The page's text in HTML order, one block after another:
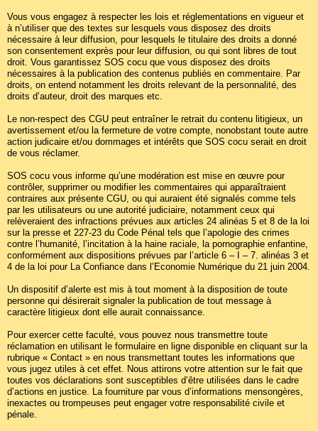
Vous vous engagez à respecter les lois et réglementations en vigueur et
à n’utiliser que des textes sur lesquels vous disposez des droits
nécessaire à leur diffusion, pour lesquels le titulaire des droits a donné
son consentement exprès pour leur diffusion, ou qui sont libres de tout
droit. Vous garantissez SOS cocu que vous disposez des droits
nécessaires à la publication des contenus publiés en commentaire. Par
droits, on entend notamment les droits relevant de la personnalité, des
droits d’auteur, droit des marques etc.
Le non-respect des CGU peut entraîner le retrait du contenu litigieux, un
avertissement et/ou la fermeture de votre compte, nonobstant toute autre
action judicaire et/ou dommages et intérêts que SOS cocu serait en droit
de vous réclamer.
SOS cocu vous informe qu’une modération est mise en œuvre pour
contrôler, supprimer ou modifier les commentaires qui apparaîtraient
contraires aux présente CGU, ou qui auraient été signalés comme tels
par les utilisateurs ou une autorité judiciaire, notamment ceux qui
relèveraient des infractions prévues aux articles 24 alinéas 5 et 8 de la loi
sur la presse et 227-23 du Code Pénal tels que l’apologie des crimes
contre l’humanité, l’incitation à la haine raciale, la pornographie enfantine,
conformément aux dispositions prévues par l’article 6 – I – 7. alinéas 3 et
4 de la loi pour La Confiance dans l’Economie Numérique du 21 juin 2004.
Un dispositif d’alerte est mis à tout moment à la disposition de toute
personne qui désirerait signaler la publication de tout message à
caractère litigieux dont elle aurait connaissance.
Pour exercer cette faculté, vous pouvez nous transmettre toute
réclamation en utilisant le formulaire en ligne disponible en cliquant sur la
rubrique « Contact » en nous transmettant toutes les informations que
vous jugez utiles à cet effet. Nous attirons votre attention sur le fait que
toutes vos déclarations sont susceptibles d’être utilisées dans le cadre
d’actions en justice. La fourniture par vous d’informations mensongères,
inexactes ou trompeuses peut engager votre responsabilité civile et
pénale.